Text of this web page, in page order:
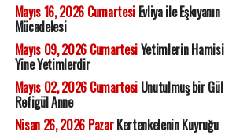
Mayıs 16, 2026 CumartesiEvliya ile Eşkıyanın
Mücadelesi
Mayıs 09, 2026 CumartesiYetimlerin Hamisi
Yine Yetimlerdir
Mayıs 02, 2026 CumartesiUnutulmuş bir Gül
Refigül Anne
Nisan 26, 2026 PazarKertenkelenin Kuyruğu